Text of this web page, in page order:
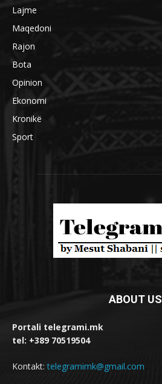
Lajme
Maqedoni
Rajon
Bota
Opinion
Ekonomi
Kronikë
Sport
ABOUT US
Portali telegrami.mk
tel: +389 70519504
Kontakt:telegramimk@gmail.com